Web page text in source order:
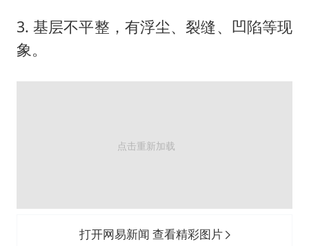
3. 基层不平整，有浮尘、裂缝、凹陷等现
象。
打开网易新闻 查看精彩图片